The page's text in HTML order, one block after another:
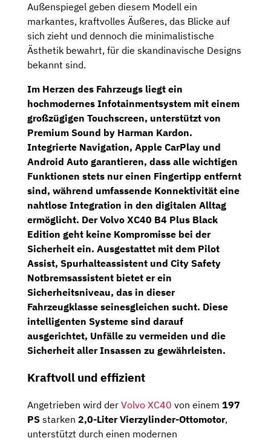
Außenspiegel geben diesem Modell ein
markantes, kraftvolles Äußeres, das Blicke auf
sich zieht und dennoch die minimalistische
Ästhetik bewahrt, für die skandinavische Designs
bekannt sind.
Im Herzen des Fahrzeugs liegt ein
hochmodernes Infotainmentsystem mit einem
großzügigen Touchscreen, unterstützt von
Premium Sound by Harman Kardon.
Integrierte Navigation, Apple CarPlay und
Android Auto garantieren, dass alle wichtigen
Funktionen stets nur einen Fingertipp entfernt
sind, während umfassende Konnektivität eine
nahtlose Integration in den digitalen Alltag
ermöglicht. Der Volvo XC40 B4 Plus Black
Edition geht keine Kompromisse bei der
Sicherheit ein. Ausgestattet mit dem Pilot
Assist, Spurhalteassistent und City Safety
Notbremsassistent bietet er ein
Sicherheitsniveau, das in dieser
Fahrzeugklasse seinesgleichen sucht. Diese
intelligenten Systeme sind darauf
ausgerichtet, Unfälle zu vermeiden und die
Sicherheit aller Insassen zu gewährleisten.
Kraftvoll und effizient
Angetrieben wird der Volvo XC40 von einem 197
PS starken 2,0-Liter Vierzylinder-Ottomotor,
unterstützt durch einen modernen